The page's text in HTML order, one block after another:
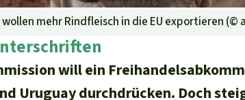
mehr Rindfleisch in die EU exportieren (©
will ein
Uruguay durchdrücken. Doch